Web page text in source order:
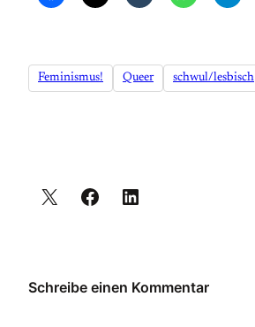
Feminismus! Queer schwul/lesbisch
Schreibe einen Kommentar